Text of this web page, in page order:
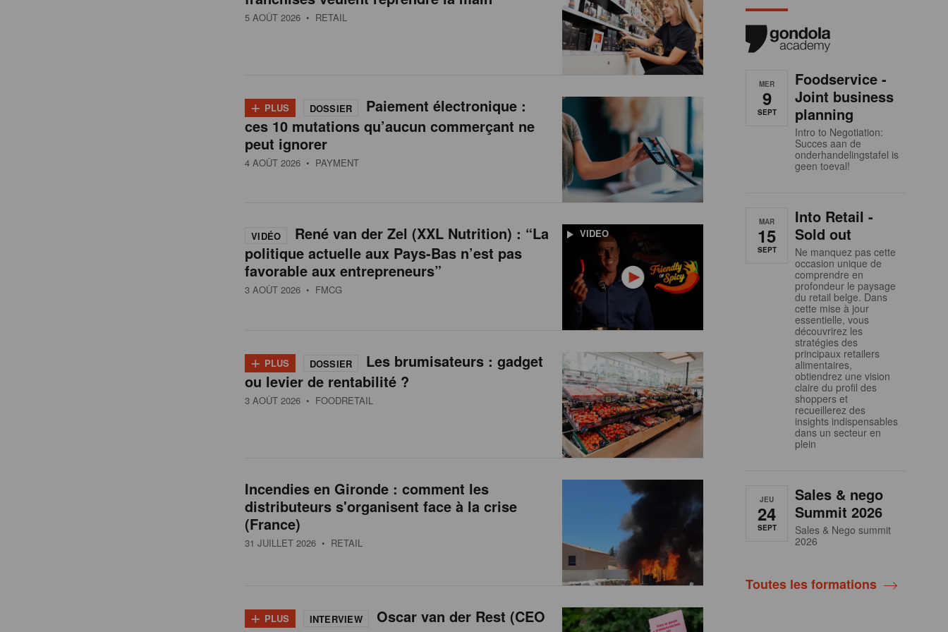
5 AOÛT 2026 • RETAIL
+ PLUS DOSSIER
Paiement électronique :
ces 10 mutations qu’aucun commerçant ne
peut ignorer
4 AOÛT 2026 • PAYMENT
VIDEO
VIDÉO
René van der Zel (XXL Nutrition) : “La
politique actuelle aux Pays-Bas n’est pas
favorable aux entrepreneurs”
3 AOÛT 2026 • FMCG
+ PLUS DOSSIER
Les brumisateurs : gadget
ou levier de rentabilité ?
3 AOÛT 2026 • FOODRETAIL
Incendies en Gironde : comment les
distributeurs s'organisent face à la crise
(France)
31 JUILLET 2026 • RETAIL
+ PLUS INTERVIEW
Oscar van der Rest (CEO
MER
9
SEPT
Foodservice -
Joint business
planning
Intro to Negotiation:
Succes aan de
onderhandelingstafel is
geen toeval!
MAR
15
SEPT
Into Retail -
Sold out
Ne manquez pas cette
occasion unique de
comprendre en
profondeur le paysage
du retail belge. Dans
cette mise à jour
essentielle, vous
découvrirez les
stratégies des
principaux retailers
alimentaires,
obtiendrez une vision
claire du profil des
shoppers et
recueillerez des
insights indispensables
dans un secteur en
plein
JEU
24
SEPT
Sales & nego
Summit 2026
Sales & Nego summit
2026
Toutes les formations